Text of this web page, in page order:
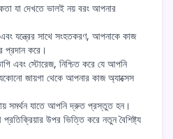
যা দেখতে ভালই নয় বরং আপনার
যন্ত্রের সাথে সংহতকরণ, আপনাকে কাজ
প্রদান করে।
এবং স্টোরেজ, নিশ্চিত করে যে আপনি
জায়গা থেকে আপনার কাজ অ্যাক্সেস
সমর্থন যাতে আপনি দ্রুত প্রস্তুত হন।
উপর ভিত্তি করে নতুন বৈশিষ্ট্য